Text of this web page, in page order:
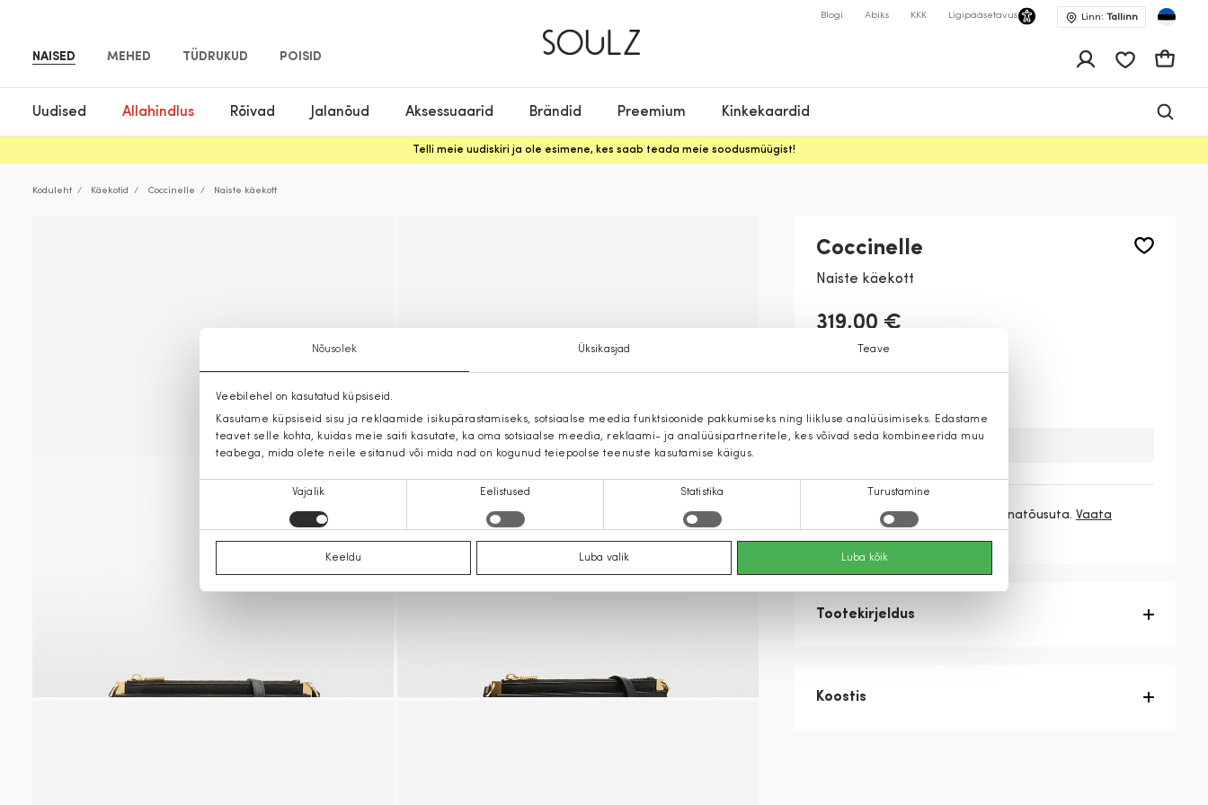
Nõusolek Üksikasjad Teave
Veebilehel on kasutatud küpsiseid.
Kasutame küpsiseid sisu ja reklaamide isikupärastamiseks, sotsiaalse meedia funktsioonide pakkumiseks ning liikluse analüüsimiseks. Edastame
teavet selle kohta, kuidas meie saiti kasutate, ka oma sotsiaalse meedia, reklaami- ja analüüsipartneritele, kes võivad seda kombineerida muu
teabega, mida olete neile esitanud või mida nad on kogunud teiepoolse teenuste kasutamise käigus.
Vajalik Eelistused Statistika Turustamine
Keeldu Luba valik Luba kõik
NAISED MEHED TÜDRUKUD POISID
Blogi Abiks KKK Ligipääsetavus Linn: Tallinn
Uudised Allahindlus Rõivad Jalanõud Aksessuaarid Brändid Preemium Kinkekaardid
Telli meie uudiskiri ja ole esimene, kes saab teada meie soodusmüügist!
Koduleht Käekotid Coccinelle Naiste käekott
Coccinelle
Naiste käekott
319,00 €
106,33 € / kuu ilma hinnatõusuta. Vaata
rohkem
Tootekirjeldus
Koostis